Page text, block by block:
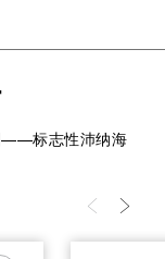
——标志性沛纳海